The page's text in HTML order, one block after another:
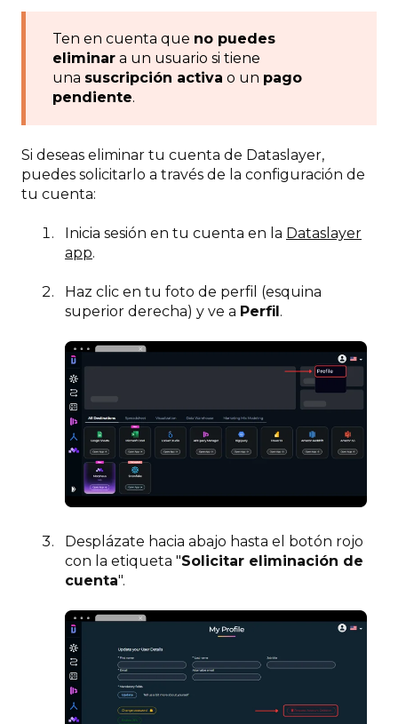
Ten en cuenta que no puedes
eliminar a un usuario si tiene
una suscripción activa o un pago
pendiente.
Si deseas eliminar tu cuenta de Dataslayer,
puedes solicitarlo a través de la configuración de
tu cuenta:
Inicia sesión en tu cuenta en la Dataslayer
app.
Haz clic en tu foto de perfil (esquina
superior derecha) y ve a Perfil .
Desplázate hacia abajo hasta el botón rojo
con la etiqueta "Solicitar eliminación de
cuenta".